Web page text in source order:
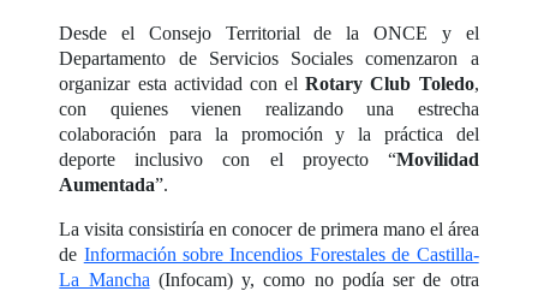
Desde el Consejo Territorial de la ONCE y el
Departamento de Servicios Sociales comenzaron a
organizar esta actividad con elRotary Club Toledo,
con quienes vienen realizando una estrecha
colaboración para la promoción y la práctica del
deporte inclusivo con el proyecto “Movilidad
Aumentada”.
La visita consistiría en conocer de primera mano el área
de Información sobre Incendios Forestales de Castilla-
La Mancha (Infocam) y, como no podía ser de otra